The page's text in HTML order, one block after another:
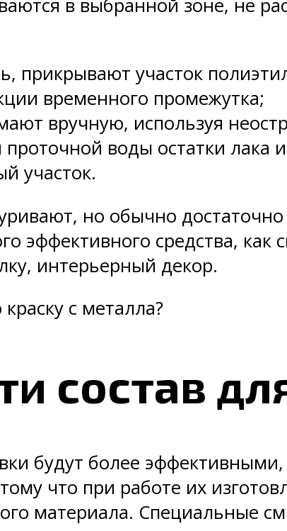
в выбранной зоне, не
прикрывают участок
временного промежутка;
вручную, используя
воды остатки лака и
участок.
но обычно достаточно
эффективного средства, как
интерьерный декор.
с металла?
состав
будут более
что при работе их
материала. Специальные